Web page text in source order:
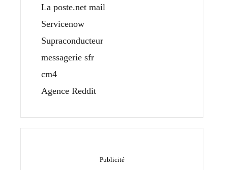
La poste.net mail
Servicenow
Supraconducteur
messagerie sfr
cm4
Agence Reddit